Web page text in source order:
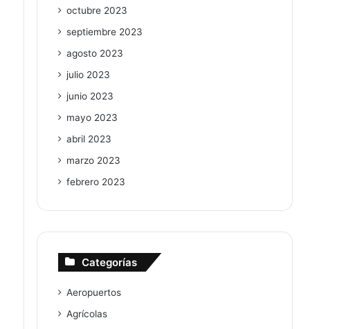
octubre 2023
septiembre 2023
agosto 2023
julio 2023
junio 2023
mayo 2023
abril 2023
marzo 2023
febrero 2023
Categorías
Aeropuertos
Agrícolas